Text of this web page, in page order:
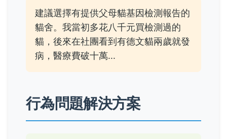
建議選擇有提供父母貓基因檢測報告的
貓舍。我當初多花八千元買檢測過的
貓，後來在社團看到有德文貓兩歲就發
病，醫療費破十萬...
行為問題解決方案